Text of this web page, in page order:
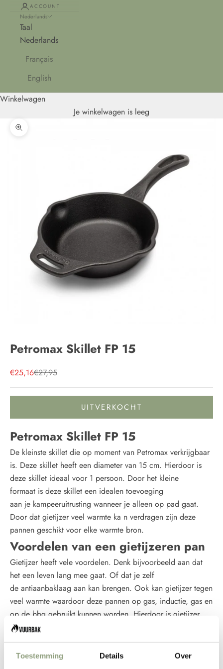
Toestemming Details Over
ACCOUNT
Nederlands
Taal
Nederlands
Français
English
Winkelwagen
Je winkelwagen is leeg
In-/uitzoomen
Petromax Skillet FP 15
Aanbiedingsprijs
€25,16Normale prijs
€27,95
UITVERKOCHT
Petromax Skillet FP 15
De kleinste skillet die op moment van Petromax verkrijgbaar
is. Deze skillet heeft een diameter van 15 cm. Hierdoor is
deze skillet ideaal voor 1 persoon. Door het kleine
formaat is deze skillet een idealen toevoeging
aan je kampeeruitrusting wanneer je alleen op pad gaat.
Door dat gietijzer veel warmte ka n verdragen zijn deze
pannen geschikt voor elke warmte bron.
Voordelen van een gietijzeren pan
Gietijzer heeft vele voordelen. Denk bijvoorbeeld aan dat
het een leven lang mee gaat. Of dat je zelf
de antiaanbaklaag aan kan brengen. Ook kan gietijzer tegen
veel warmte waardoor deze pannen op gas, inductie, gas en
op de bbq gebruikt kunnen worden. Hierdoor is gietijzer
dus ideaal voor het buiten
te gebruiken. Zo hoef je maar een pan aan te schaffen voor
binnen en buiten!